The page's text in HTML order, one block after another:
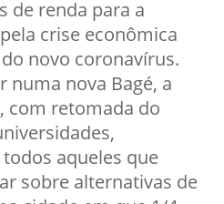
de renda para a
crise econômica
novo coronavírus.
numa nova Bagé, a
com retomada do
aqueles que
sobre alternativas de